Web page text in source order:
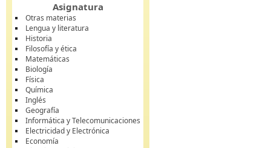
Asignatura
Otras materias
Lengua y literatura
Historia
Filosofía y ética
Matemáticas
Biología
Física
Química
Inglés
Geografía
Informática y Telecomunicaciones
Electricidad y Electrónica
Economía